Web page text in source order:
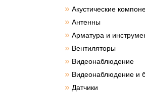
» Акустические
» Антенны
» Арматура и
» Вентиляторы
» Видеонаблюдение
» Видеонаблюдение и
» Датчики